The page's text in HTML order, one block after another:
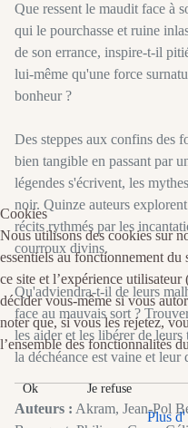
Que ressent le maudit face à
qui le pourchasse et ruine
de son errance, inspire-t-il
lui-même qu'une force
bonheur ?
Des steppes aux confins des
bien tangible en passant par
légendes s'écrivent, les
noir. Quinze auteurs
récits rythmés par les
courroux divins.
Qu'adviendra-t-il de leurs
face au mauvais sort ?
les aider et les libérer de
la déchéance est vaine et leur
Auteurs : Akram, Jean-Pol
Cookies
Nous utilisons des cookies sur
essentiels au fonctionnement du
ce site et l’expérience
décider vous-même si vous
noter que, si vous les rejetez,
l’ensemble des fonctionnalités
Ok Je refuse
Plus